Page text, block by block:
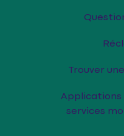
Trouver
Applications
services